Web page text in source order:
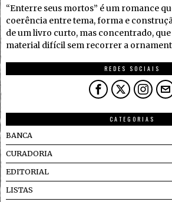
“Enterre seus mortos” é um romance
coerência entre tema, forma e
de um livro curto, mas concentrado,
material difícil sem recorrer a
REDES SOCIAIS
CATEGORIAS
BANCA
CURADORIA
EDITORIAL
LISTAS